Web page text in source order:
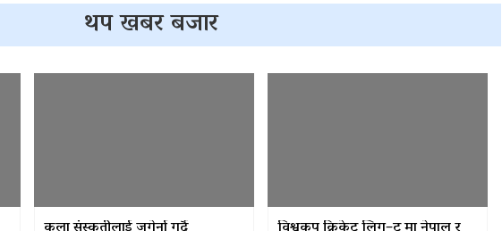
थप खबर बजार